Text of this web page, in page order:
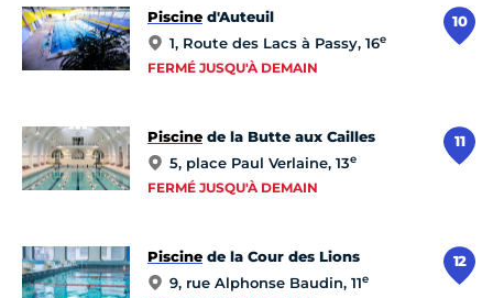
10
Piscine d'Auteuil
1, Route des Lacs à Passy, 16e
FERMÉ JUSQU'À DEMAIN
11
Piscine de la Butte aux Cailles
5, place Paul Verlaine, 13e
FERMÉ JUSQU'À DEMAIN
12
Piscine de la Cour des Lions
9, rue Alphonse Baudin, 11e